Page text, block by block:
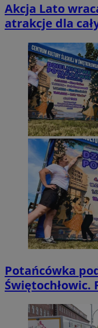
Akcja Lato
atrakcje dla
Potańcówka
Świętochłowic.